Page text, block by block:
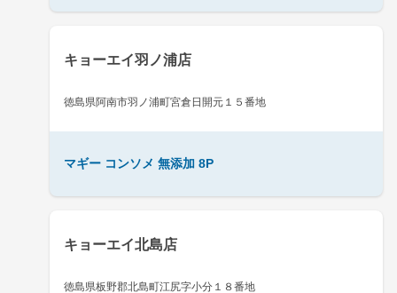
キョーエイ羽ノ浦店
徳島県阿南市羽ノ浦町宮倉日開元１５番地
マギー コンソメ 無添加 8P
キョーエイ北島店
徳島県板野郡北島町江尻字小分１８番地